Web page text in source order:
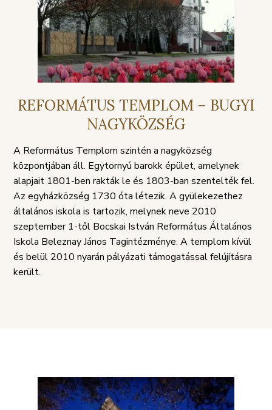
REFORMÁTUS TEMPLOM – BUGYI
NAGYKÖZSÉG
A Református Templom szintén a nagyközség
központjában áll. Egytornyú barokk épület, amelynek
alapjait 1801-ben rakták le és 1803-ban szentelték fel.
Az egyházközség 1730 óta létezik. A gyülekezethez
általános iskola is tartozik, melynek neve 2010
szeptember 1-től Bocskai István Református Általános
Iskola Beleznay János Tagintézménye. A templom kívül
és belül 2010 nyarán pályázati támogatással felújításra
került.